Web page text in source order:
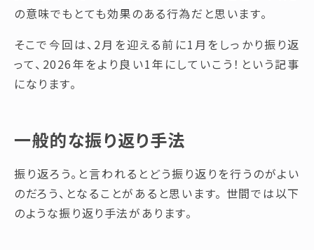
の意味でもとても効果のある行為だと思います。
そこで今回は、2月を迎える前に1月をしっかり振り返
って、2026年をより良い1年にしていこう！という記事
になります。
一般的な振り返り手法
振り返ろう。と言われるとどう振り返りを行うのがよい
のだろう、となることがあると思います。 世間では以下
のような振り返り手法があります。